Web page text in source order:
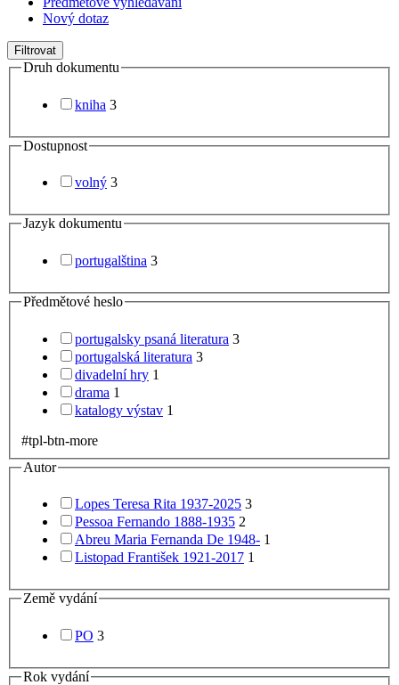
Nový dotaz
Filtrovat
Druh dokumentu
kniha 3
Dostupnost
volný 3
Jazyk dokumentu
portugalština 3
Předmětové heslo
portugalsky psaná literatura 3
portugalská literatura 3
divadelní hry 1
drama 1
katalogy výstav 1
#tpl-btn-more
Autor
Lopes Teresa Rita 1937-2025 3
Pessoa Fernando 1888-1935 2
Abreu Maria Fernanda De 1948- 1
Listopad František 1921-2017 1
Země vydání
PO 3
Rok vydání